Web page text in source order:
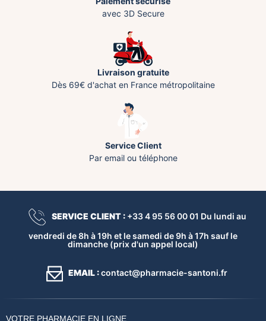
avec 3D Secure
Livraison gratuite
Dès 69€ d'achat en France métropolitaine
Service Client
Par email ou téléphone
SERVICE CLIENT :+33 4 95 56 00 01 Du lundi au
vendredi de 8h à 19h et le samedi de 9h à 17h sauf le
dimanche (prix d'un appel local)
EMAIL :contact@pharmacie-santoni.fr
VOTRE PHARMACIE EN LIGNE